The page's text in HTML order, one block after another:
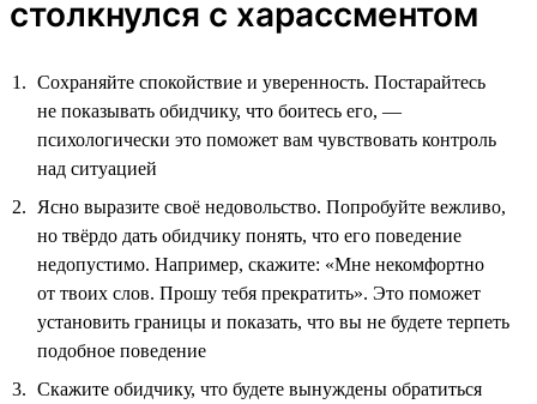
столкнулся с харассментом
Сохраняйте спокойствие и уверенность. Постарайтесь
не показывать обидчику, что боитесь его, —
психологически это поможет вам чувствовать контроль
над ситуацией
Ясно выразите своё недовольство. Попробуйте вежливо,
но твёрдо дать обидчику понять, что его поведение
недопустимо. Например, скажите: «Мне некомфортно
от твоих слов. Прошу тебя прекратить». Это поможет
установить границы и показать, что вы не будете терпеть
подобное поведение
Скажите обидчику, что будете вынуждены обратиться